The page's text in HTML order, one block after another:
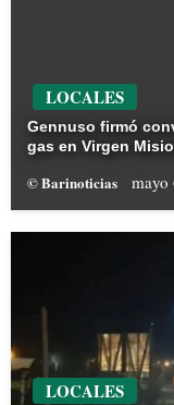
LOCALES
Gennuso firmó
gas en Virgen
© Barinoticias mayo
LOCALES